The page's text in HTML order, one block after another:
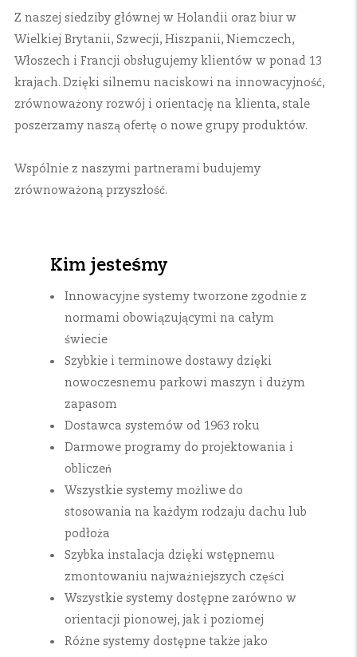
Z naszej siedziby głównej w Holandii oraz biur w
Wielkiej Brytanii, Szwecji, Hiszpanii, Niemczech,
Włoszech i Francji obsługujemy klientów w ponad 13
krajach. Dzięki silnemu naciskowi na innowacyjność,
zrównoważony rozwój i orientację na klienta, stale
poszerzamy naszą ofertę o nowe grupy produktów.
Wspólnie z naszymi partnerami budujemy
zrównoważoną przyszłość.
Kim jesteśmy
Innowacyjne systemy tworzone zgodnie z
normami obowiązującymi na całym
świecie
Szybkie i terminowe dostawy dzięki
nowoczesnemu parkowi maszyn i dużym
zapasom
Dostawca systemów od 1963 roku
Darmowe programy do projektowania i
obliczeń
Wszystkie systemy możliwe do
stosowania na każdym rodzaju dachu lub
podłoża
Szybka instalacja dzięki wstępnemu
zmontowaniu najważniejszych części
Wszystkie systemy dostępne zarówno w
orientacji pionowej, jak i poziomej
Różne systemy dostępne także jako